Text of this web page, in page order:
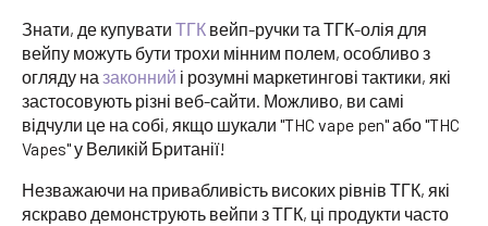
Знати, де купувати ТГК вейп-ручки та ТГК-олія для
вейпу можуть бути трохи мінним полем, особливо з
огляду на законний і розумні маркетингові тактики, які
застосовують різні веб-сайти. Можливо, ви самі
відчули це на собі, якщо шукали "THC vape pen" або "THC
Vapes" у Великій Британії!
Незважаючи на привабливість високих рівнів ТГК, які
яскраво демонструють вейпи з ТГК, ці продукти часто